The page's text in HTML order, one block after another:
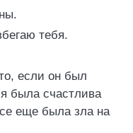
тебя.
если он был
была счастлива
еще была зла на